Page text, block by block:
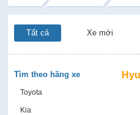
Tất cả Xe mới
Tìm theo hãng xe
Toyota
Kia